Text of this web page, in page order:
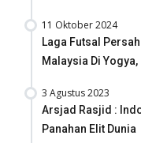
11 Oktober 2024
Laga Futsal
Malaysia Di
3 Agustus 2023
Arsjad Rasjid :
Panahan Elit Dunia